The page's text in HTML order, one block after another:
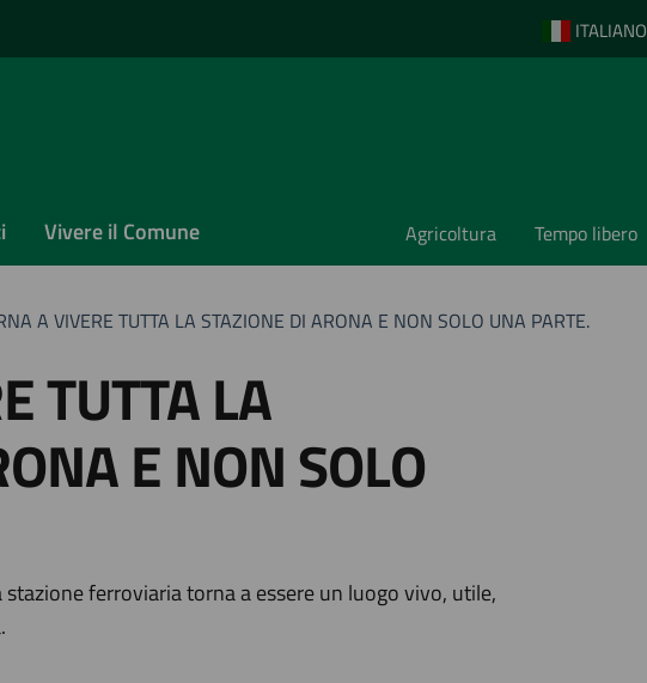
ITALIANO
Vivere il Comune Agricoltura Tempo libero
A VIVERE TUTTA LA STAZIONE DI ARONA E NON SOLO UNA PARTE.
TUTTA LA
E NON SOLO
ferroviaria torna a essere un luogo vivo, utile,